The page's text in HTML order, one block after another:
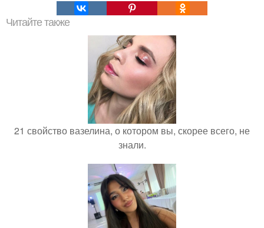
Читайте также
21 свойство вазелина, о котором вы, скорее всего, не
знали.